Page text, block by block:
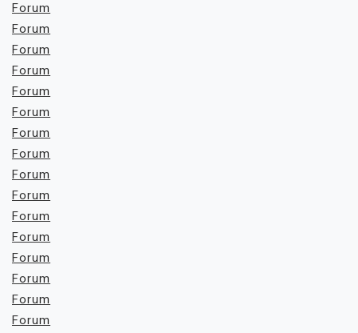
Forum
Forum
Forum
Forum
Forum
Forum
Forum
Forum
Forum
Forum
Forum
Forum
Forum
Forum
Forum
Forum